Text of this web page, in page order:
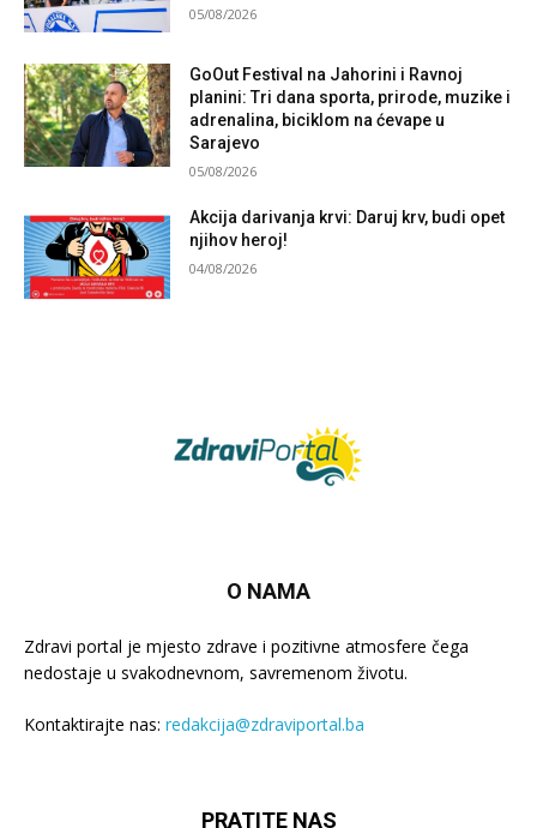
05/08/2026
GoOut Festival na Jahorini i Ravnoj
planini: Tri dana sporta, prirode, muzike i
adrenalina, biciklom na ćevape u
Sarajevo
05/08/2026
Akcija darivanja krvi: Daruj krv, budi opet
njihov heroj!
04/08/2026
O NAMA
Zdravi portal je mjesto zdrave i pozitivne atmosfere čega
nedostaje u svakodnevnom, savremenom životu.
Kontaktirajte nas: redakcija@zdraviportal.ba
PRATITE NAS